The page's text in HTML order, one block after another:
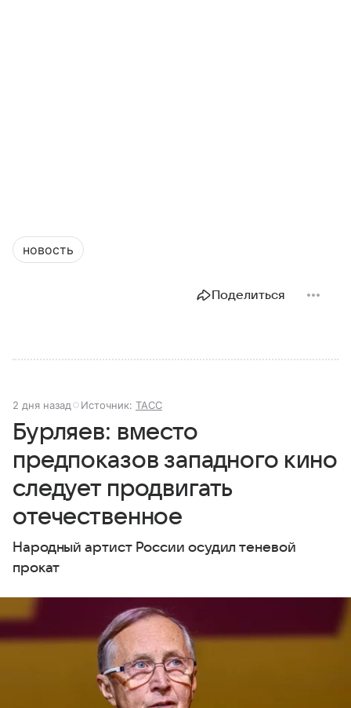
новость
Поделиться
2 дня назад Источник: ТАСС
Бурляев: вместо
предпоказов западного кино
следует продвигать
отечественное
Народный артист России осудил теневой
прокат